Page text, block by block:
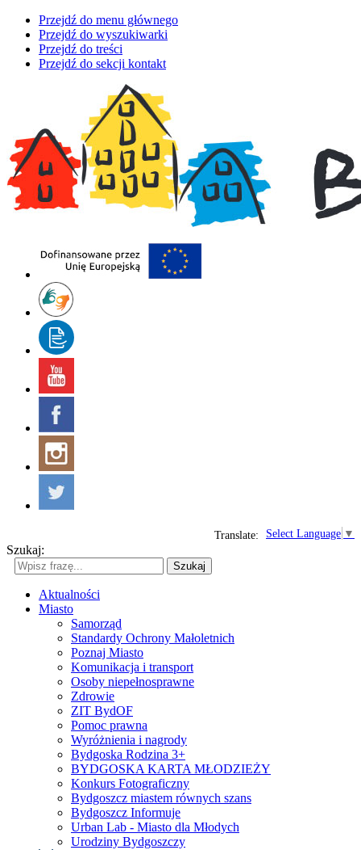
Przejdź do menu głównego
Przejdź do wyszukiwarki
Przejdź do treści
Przejdź do sekcji kontakt
Select Language ▼
Translate:
Szukaj:
Szukaj
Aktualności
Miasto
Samorząd
Standardy Ochrony Małoletnich
Poznaj Miasto
Komunikacja i transport
Osoby niepełnosprawne
Zdrowie
ZIT BydOF
Pomoc prawna
Wyróżnienia i nagrody
Bydgoska Rodzina 3+
BYDGOSKA KARTA MŁODZIEŻY
Konkurs Fotograficzny
Bydgoszcz miastem równych szans
Bydgoszcz Informuje
Urban Lab - Miasto dla Młodych
Urodziny Bydgoszczy